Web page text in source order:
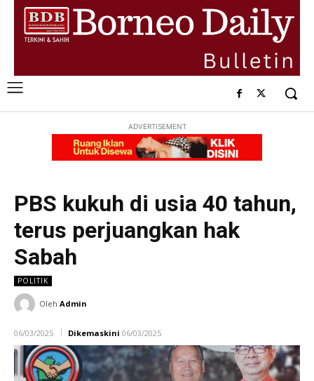
ADVERTISEMENT
PBS kukuh di usia 40 tahun,
terus perjuangkan hak
Sabah
POLITIK
Oleh Admin
06/03/2025 Dikemaskini 06/03/2025